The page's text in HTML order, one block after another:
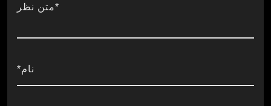
*متن نظر
نام*